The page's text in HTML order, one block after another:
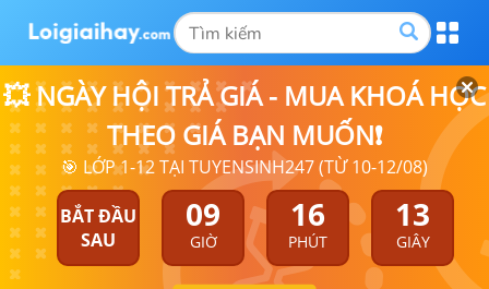
💥 NGÀY HỘI TRẢ GIÁ - MUA KHOÁ HỌC
THEO GIÁ BẠN MUỐN❗
🎯 LỚP 1-12 TẠI TUYENSINH247 (TỪ 10-12/08)
BẮT ĐẦU
SAU
09
GIỜ
16
PHÚT
13
GIÂY